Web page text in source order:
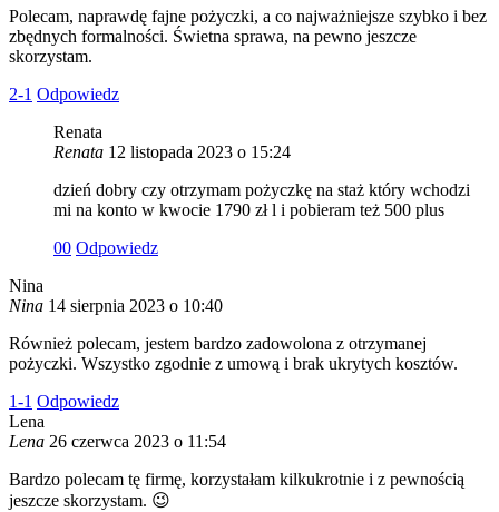
Polecam, naprawdę fajne pożyczki, a co najważniejsze szybko i bez
zbędnych formalności. Świetna sprawa, na pewno jeszcze
skorzystam.
2-1 Odpowiedz
Renata
Renata 12 listopada 2023 o 15:24
dzień dobry czy otrzymam pożyczkę na staż który wchodzi
mi na konto w kwocie 1790 zł l i pobieram też 500 plus
00 Odpowiedz
Nina
Nina 14 sierpnia 2023 o 10:40
Również polecam, jestem bardzo zadowolona z otrzymanej
pożyczki. Wszystko zgodnie z umową i brak ukrytych kosztów.
1-1 Odpowiedz
Lena
Lena 26 czerwca 2023 o 11:54
Bardzo polecam tę firmę, korzystałam kilkukrotnie i z pewnością
jeszcze skorzystam. 😉